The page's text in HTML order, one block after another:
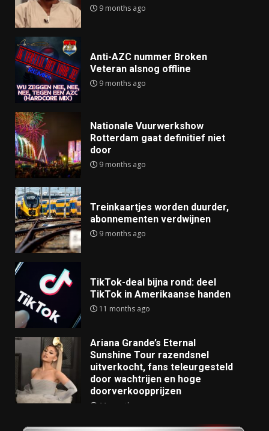
9 months ago
Anti-AZC nummer Broken
Veteran alsnog offline
9 months ago
Nationale Vuurwerkshow
Rotterdam gaat definitief niet
door
9 months ago
Treinkaartjes worden duurder,
abonnementen verdwijnen
9 months ago
TikTok-deal bijna rond: deel
TikTok in Amerikaanse handen
11 months ago
Ariana Grande’s Eternal
Sunshine Tour razendsnel
uitverkocht, fans teleurgesteld
door wachtrijen en hoge
doorverkoopprijzen
11 months ago